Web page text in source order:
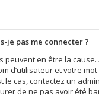
je pas me connecter ?
peuvent en être la
d’utilisateur et votre
le cas, contactez un
de ne pas avoir été